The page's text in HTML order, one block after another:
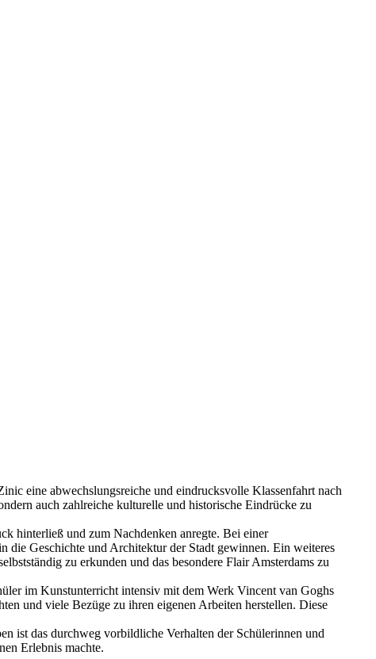
eine abwechslungsreiche und eindrucksvolle Klassenfahrt nach
auch zahlreiche kulturelle und historische Eindrücke zu
hinterließ und zum Nachdenken anregte. Bei einer
die Geschichte und Architektur der Stadt gewinnen. Ein weiteres
zu erkunden und das besondere Flair Amsterdams zu
im Kunstunterricht intensiv mit dem Werk Vincent van Goghs
und viele Bezüge zu ihren eigenen Arbeiten herstellen. Diese
ist das durchweg vorbildliche Verhalten der Schülerinnen und
Erlebnis machte.